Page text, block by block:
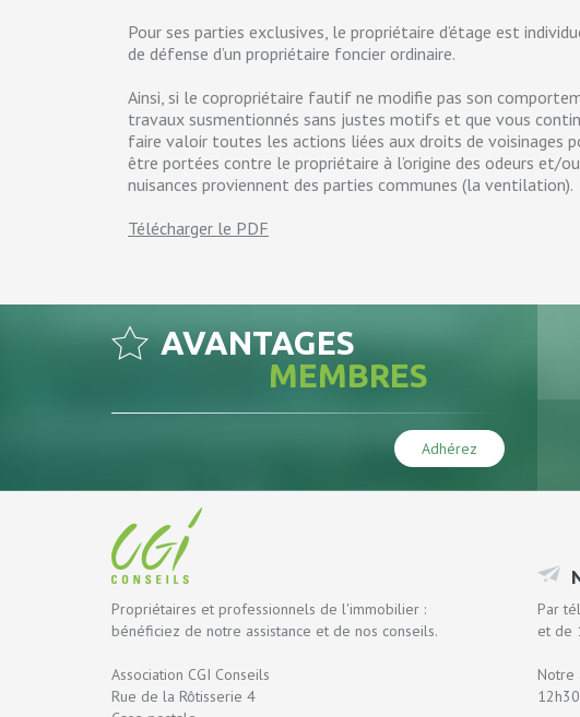
Pour ses parties exclusives, le propriétaire d’étage est
de défense d’un propriétaire foncier ordinaire.
Ainsi, si le copropriétaire fautif ne modifie pas son
travaux susmentionnés sans justes motifs et que vous
faire valoir toutes les actions liées aux droits de voisinages
être portées contre le propriétaire à l’origine des odeurs et/
nuisances proviennent des parties communes (la ventilation).
Télécharger le PDF
AVANTAGES
MEMBRES
Adhérez
Propriétaires et professionnels de l'immobilier :
bénéficiez de notre assistance et de nos conseils.
Association CGI Conseils
Rue de la Rôtisserie 4
Par
et de
Notre